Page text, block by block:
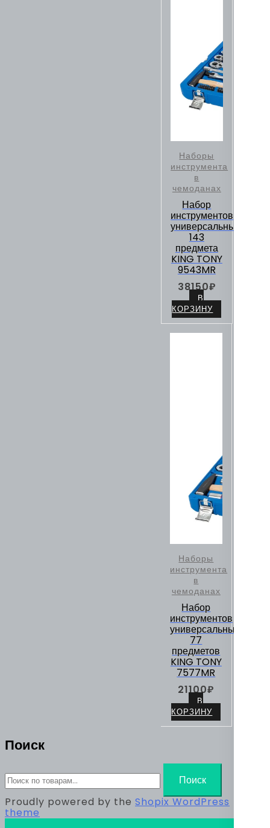
Наборы
инструмента
в
чемоданах
Набор
инструментов
универсальный,
143
предмета
KING TONY
9543MR
38150₽
В
КОРЗИНУ
Наборы
инструмента
в
чемоданах
Набор
инструментов
универсальный,
77
предметов
KING TONY
7577MR
21100₽
В
КОРЗИНУ
Поиск
Поиск
Proudly powered by the Shopix WordPress
theme